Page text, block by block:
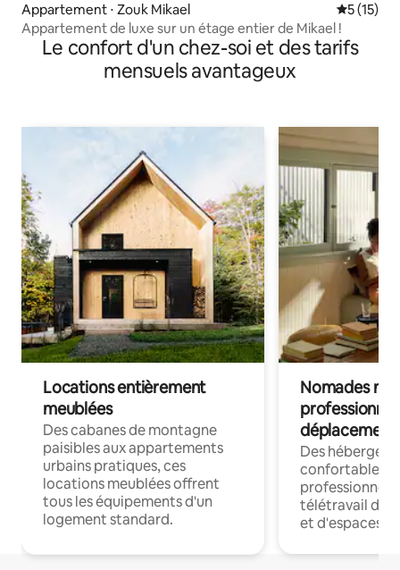
Appartement ⋅ Zouk Mikael
5 (15)
Appartement de luxe sur un étage entier de Mikael !
Le confort d'un chez-soi et des tarifs
mensuels avantageux
Locations entièrement
meublées
Des cabanes de montagne
paisibles aux appartements
urbains pratiques, ces
locations meublées offrent
tous les équipements d'un
logement standard.
Nomades
déplacement
Des
confortables
professionnels
télétravail
et d'espaces